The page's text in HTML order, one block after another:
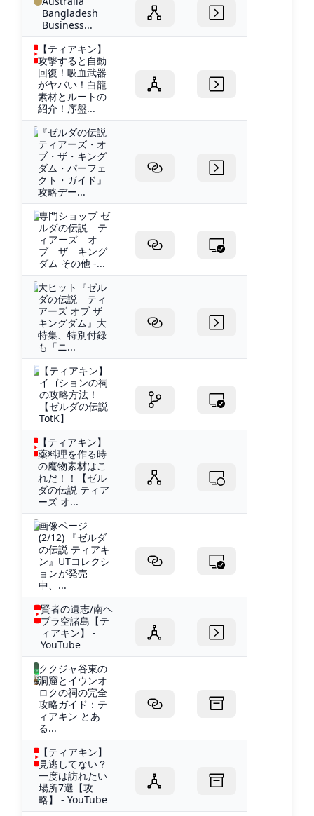
となる作品はあった
Bangladesh
Business...
【ティアキン】
攻撃すると自動
回復！吸血武器
がヤバい！白龍
素材とルートの
紹介！序盤...
『ゼルダの伝説
ティアーズ・オ
ブ・ザ・キング
ダム・パーフェ
クト・ガイド』
攻略デー...
専門ショップ ゼ
ルダの伝説 テ
ィアーズ オ
ブ ザ キング
ダム その他 -...
大ヒット『ゼル
ダの伝説 ティ
アーズ オブ ザ
キングダム』大
特集、特別付録
も「ニ...
【ティアキン】
イゴションの祠
の攻略方法！
【ゼルダの伝説
TotK】
【ティアキン】
薬料理を作る時
の魔物素材はこ
れだ！！【ゼル
ダの伝説 ティア
ーズ オ...
画像ページ
(2/12) 『ゼルダ
の伝説 ティアキ
ン』UTコレクシ
ョンが発売
中、...
賢者の遺志/南ヘ
ブラ空諸島【テ
ィアキン】 -
YouTube
ククジャ谷東の
洞窟とイウンオ
ロクの祠の完全
攻略ガイド：テ
ィアキン とあ
る...
【ティアキン】
見逃してない？
一度は訪れたい
場所7選【攻
略】 - YouTube